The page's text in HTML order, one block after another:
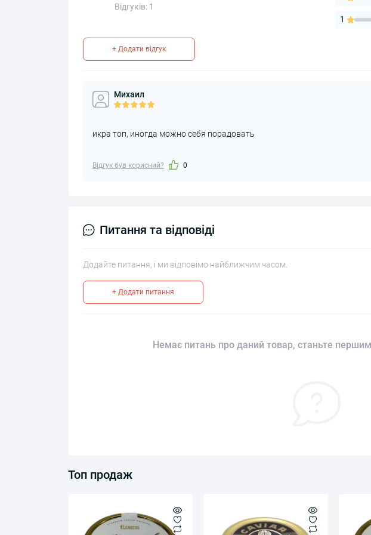
Відгуків: 1
1
+ Додати відгук
Михаил
икра топ, иногда можно себя порадовать
Відгук був корисний? 0
Питання та відповіді
Додайте питання, і ми відповімо найближчим часом.
+ Додати питання
Немає питань про даний товар, станьте
Топ продаж